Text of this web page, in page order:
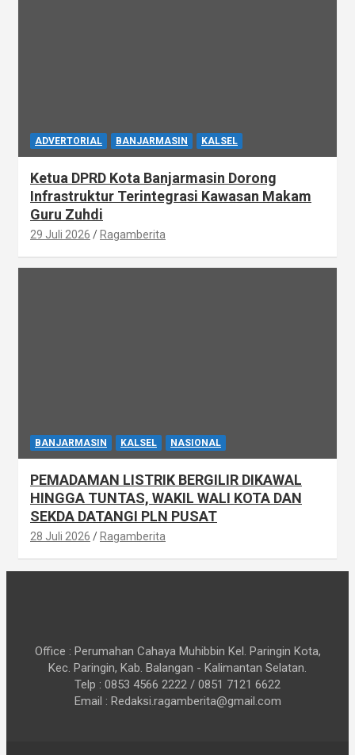
ADVERTORIAL BANJARMASIN KALSEL
Ketua DPRD Kota Banjarmasin Dorong
Infrastruktur Terintegrasi Kawasan Makam
Guru Zuhdi
29 Juli 2026 Ragamberita
BANJARMASIN KALSEL NASIONAL
PEMADAMAN LISTRIK BERGILIR DIKAWAL
HINGGA TUNTAS, WAKIL WALI KOTA DAN
SEKDA DATANGI PLN PUSAT
28 Juli 2026 Ragamberita
Office : Perumahan Cahaya Muhibbin Kel. Paringin Kota,
Kec. Paringin, Kab. Balangan - Kalimantan Selatan.
Telp : 0853 4566 2222 / 0851 7121 6622
Email : Redaksi.ragamberita@gmail.com